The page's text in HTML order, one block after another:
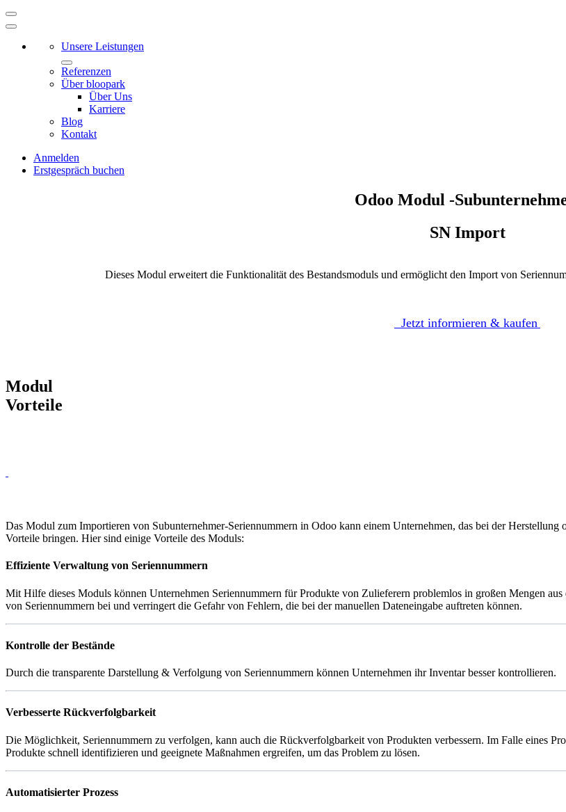
Unsere Leistungen
Referenzen
Über bloopark
Über Uns
Karriere
Blog
Kontakt
Anmelden
Erstgespräch buchen
Odoo Modul -
SN Import
Dieses Modul erweitert die Funktionalität des Bestandsmoduls und ermöglicht den Import von
Jetzt informieren & kaufen
Modul
Vorteile
Das Modul zum Importieren von Subunternehmer-Seriennummern in Odoo kann einem Unternehmen, das bei der
Vorteile bringen. Hier sind einige Vorteile des Moduls:
Effiziente Verwaltung von Seriennummern
Mit Hilfe dieses Moduls können Unternehmen Seriennummern für Produkte von Zulieferern problemlos in großen Mengen
von Seriennummern bei und verringert die Gefahr von Fehlern, die bei der manuellen Dateneingabe auftreten können.
Kontrolle der Bestände
Durch die transparente Darstellung & Verfolgung von Seriennummern können Unternehmen ihr Inventar besser kontrollieren.
Verbesserte Rückverfolgbarkeit
Die Möglichkeit, Seriennummern zu verfolgen, kann auch die Rückverfolgbarkeit von Produkten verbessern. Im Falle eines
Produkte schnell identifizieren und geeignete Maßnahmen ergreifen, um das Problem zu lösen.
Automatisierter Prozess